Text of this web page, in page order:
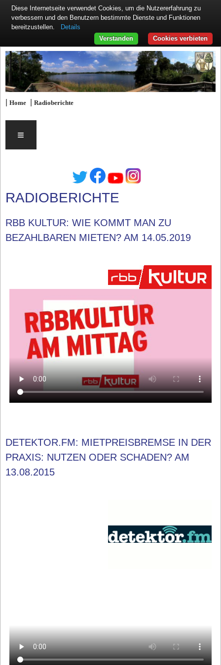
|Home |Radioberichte
≡
RADIOBERICHTE
RBB KULTUR: WIE KOMMT MAN ZU
BEZAHLBAREN MIETEN? AM 14.05.2019
DETEKTOR.FM: MIETPREISBREMSE IN DER
PRAXIS: NUTZEN ODER SCHADEN? AM
13.08.2015
Diese Internetseite verwendet Cookies, um die Nutzererfahrung zu
verbessern und den Benutzern bestimmte Dienste und Funktionen
bereitzustellen.
Details
Cookies verbieten
Verstanden